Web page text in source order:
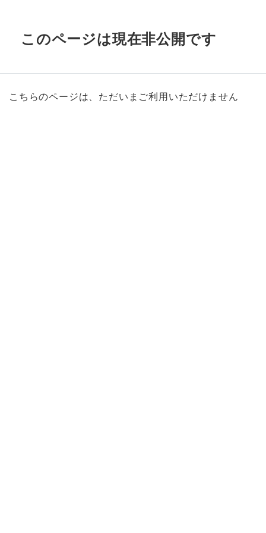
このページは現在非公開です
こちらのページは、ただいまご利用いただけません